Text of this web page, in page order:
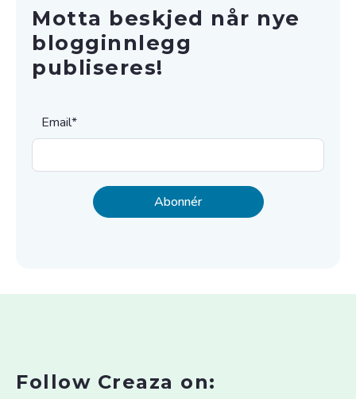
Motta beskjed når nye
blogginnlegg
publiseres!
Email*
Follow Creaza on: